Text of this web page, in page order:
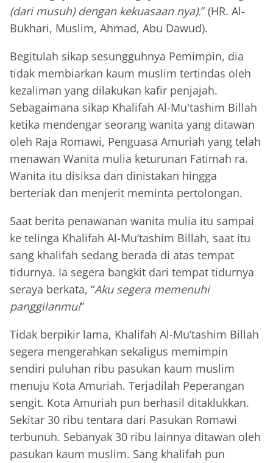
(dari musuh) dengan kekuasaan nya).” (HR. Al-
Bukhari, Muslim, Ahmad, Abu Dawud).
Begitulah sikap sesungguhnya Pemimpin, dia
tidak membiarkan kaum muslim tertindas oleh
kezaliman yang dilakukan kafir penjajah.
Sebagaimana sikap Khalifah Al-Mu'tashim Billah
ketika mendengar seorang wanita yang ditawan
oleh Raja Romawi, Penguasa Amuriah yang telah
menawan Wanita mulia keturunan Fatimah ra.
Wanita itu disiksa dan dinistakan hingga
berteriak dan menjerit meminta pertolongan.
Saat berita penawanan wanita mulia itu sampai
ke telinga Khalifah Al-Mu’tashim Billah, saat itu
sang khalifah sedang berada di atas tempat
tidurnya. Ia segera bangkit dari tempat tidurnya
seraya berkata, “Aku segera memenuhi
panggilanmu!”
Tidak berpikir lama, Khalifah Al-Mu’tashim Billah
segera mengerahkan sekaligus memimpin
sendiri puluhan ribu pasukan kaum muslim
menuju Kota Amuriah. Terjadilah Peperangan
sengit. Kota Amuriah pun berhasil ditaklukkan.
Sekitar 30 ribu tentara dari Pasukan Romawi
terbunuh. Sebanyak 30 ribu lainnya ditawan oleh
pasukan kaum muslim. Sang khalifah pun